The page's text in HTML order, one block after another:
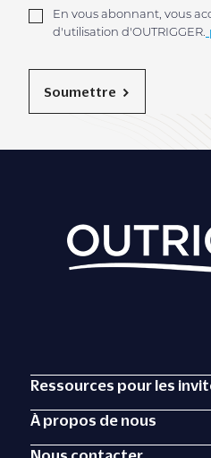
En vous abonnant, vous
d'utilisation d'OUTRIGGER.
Soumettre
Ressources pour les
À propos de nous